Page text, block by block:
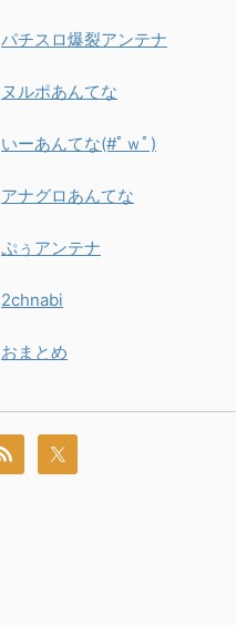
パチスロ爆裂アンテナ
ヌルポあんてな
いーあんてな(#ﾟｗﾟ)
アナグロあんてな
ぷぅアンテナ
2chnabi
おまとめ